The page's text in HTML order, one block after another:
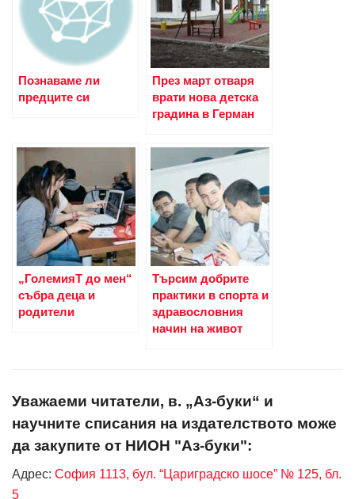
Познаваме ли
предците си
През март отваря
врати нова детска
градина в Герман
„ГолемияT до мен“
събра деца и
родители
Търсим добрите
практики в спорта и
здравословния
начин на живот
Уважаеми читатели, в. „Аз-буки“ и
научните списания на издателството може
да закупите от НИОН "Аз-буки":
Адрес: София 1113, бул. “Цариградско шосе” № 125, бл.
5